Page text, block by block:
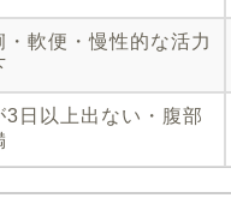
・軟便・慢性的な活力
3日以上出ない・腹部